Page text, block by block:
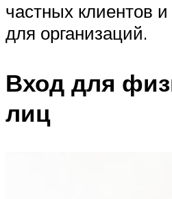
частных клиентов
для организаций.
Вход для
лиц